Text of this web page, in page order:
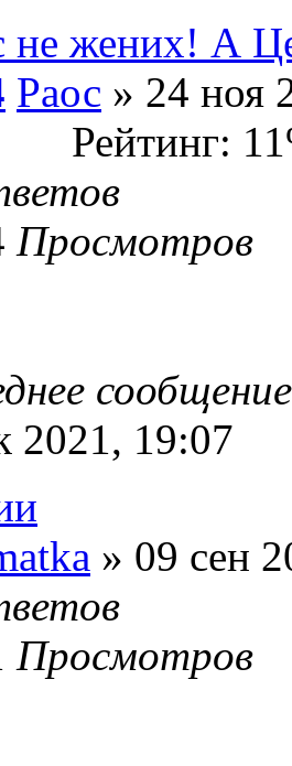
не жених! А
Раос » 24 ноя
Рейтинг:
Просмотров
2021, 19:07
» 09 сен
Просмотров